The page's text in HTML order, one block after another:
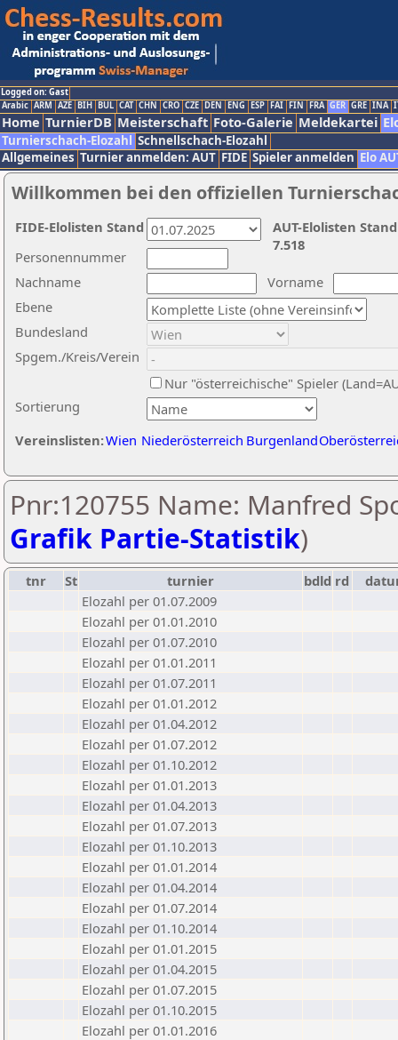
Logged on: Gast
Arabic ARM AZE BIH BUL CAT CHN CRO CZE DEN ENG ESP FAI FIN FRA GER GRE INA
Home TurnierDB Meisterschaft Foto-Galerie Meldekartei
Turnierschach-Elozahl Schnellschach-Elozahl
Allgemeines Turnier anmelden: AUT FIDE Spieler anmelden Elo
Willkommen bei den offiziellen
Nachname
Vorname
Ebene
Sortierung
Personennummer
Bundesland
Spgem./Kreis/Verein
Nur "österreichische" Spieler
Vereinslisten:Wien Niederösterreich Burgenland
AUT-Elolisten
7.518
FIDE-Elolisten Stand
Pnr:120755 Name: Manfred
Grafik Partie-Statistik)
tnr St turnier bdld rd
Elozahl per 01.07.2009
Elozahl per 01.01.2010
Elozahl per 01.07.2010
Elozahl per 01.01.2011
Elozahl per 01.07.2011
Elozahl per 01.01.2012
Elozahl per 01.04.2012
Elozahl per 01.07.2012
Elozahl per 01.10.2012
Elozahl per 01.01.2013
Elozahl per 01.04.2013
Elozahl per 01.07.2013
Elozahl per 01.10.2013
Elozahl per 01.01.2014
Elozahl per 01.04.2014
Elozahl per 01.07.2014
Elozahl per 01.10.2014
Elozahl per 01.01.2015
Elozahl per 01.04.2015
Elozahl per 01.07.2015
Elozahl per 01.10.2015
Elozahl per 01.01.2016